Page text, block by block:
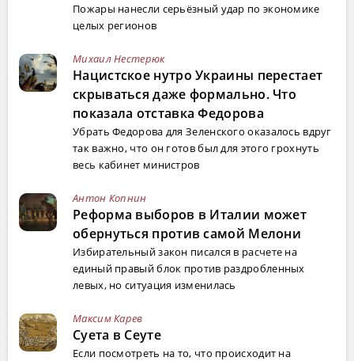
Пожары нанесли серьёзный удар по экономике
целых регионов
Михаил Нестерюк
Нацистское нутро Украины перестает
скрываться даже формально. Что
показала отставка Федорова
Убрать Федорова для Зеленского оказалось вдруг
так важно, что он готов был для этого грохнуть
весь кабинет министров
Антон Копнин
Реформа выборов в Италии может
обернуться против самой Мелони
Избирательный закон писался в расчете на
единый правый блок против раздробленных
левых, но ситуация изменилась
Максим Карев
Суета в Сеуте
Если посмотреть на то, что происходит на